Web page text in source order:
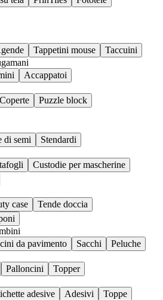
Tappetini mouse
Taccuini
Accappatoi
Coperte
Puzzle block
di semi
Stendardi
Custodie per mascherine
case
Tende doccia
da pavimento Sacchi
Peluche
Palloncini
Topper
adesive Adesivi
Toppe